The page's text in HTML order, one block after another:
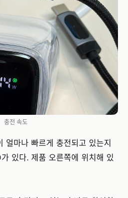
충전 속도
얼마나 빠르게 충전되고 있는지
있다. 제품 오른쪽에 위치해 있